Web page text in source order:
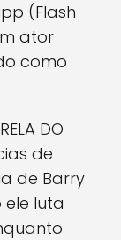
(Flash
ator
como
DO
de
de Barry
luta